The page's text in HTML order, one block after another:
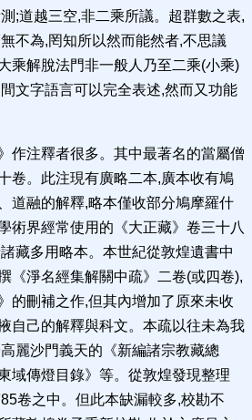
;道越三空,非二乘所議。超群數之表,
不為,罔知所以然而能然者,不思議
乘解脫法門非一般人乃至二乘(小乘)
文字語言可以完全表述,然而又功能
作注釋者很多。其中最著名的當屬僧
卷。此注現有廣略二本,廣本收有鳩
道融的解釋,略本僅收部分鳩摩羅什
術界經常使用的《大正藏》卷三十八
藏多用略本。本世紀從敦煌遺書中
《淨名經集解關中疏》二卷(或四卷),
的刪補之作,但其內增加了原來未收
自己的解釋與科文。本疏以往未為我
麗沙門義天的《新編諸宗教藏總
域傳燈目錄》等。從敦煌發現整理
卷之中。但此本缺漏較多,校勘不